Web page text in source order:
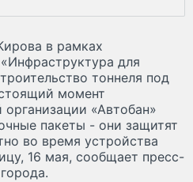
в рамках
для
тоннеля под
момент
«Автобан»
пакеты - они защитят
во время устройства
16 мая, сообщает пресс-